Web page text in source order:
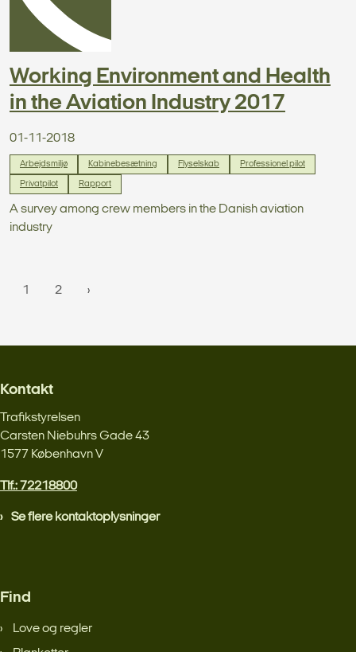
Working Environment and Health
in the Aviation Industry 2017
01-11-2018
Arbejdsmiljø Kabinebesætning Flyselskab Professionel pilot
Privatpilot Rapport
A survey among crew members in the Danish aviation
industry
1 2
Kontakt
Trafikstyrelsen
Carsten Niebuhrs Gade 43
1577 København V
Tlf.: 72218800
Se flere kontaktoplysninger
Find
Love og regler